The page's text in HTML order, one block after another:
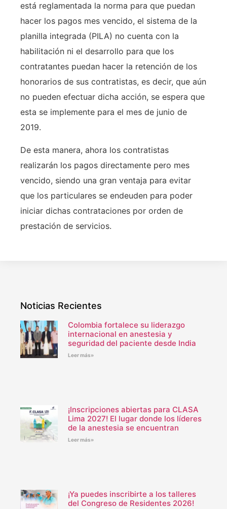
está reglamentada la norma para que puedan
hacer los pagos mes vencido, el sistema de la
planilla integrada (PILA) no cuenta con la
habilitación ni el desarrollo para que los
contratantes puedan hacer la retención de los
honorarios de sus contratistas, es decir, que aún
no pueden efectuar dicha acción, se espera que
esta se implemente para el mes de junio de
2019.
De esta manera, ahora los contratistas
realizarán los pagos directamente pero mes
vencido, siendo una gran ventaja para evitar
que los particulares se endeuden para poder
iniciar dichas contrataciones por orden de
prestación de servicios.
Noticias Recientes
Colombia fortalece su liderazgo
internacional en anestesia y
seguridad del paciente desde India
Leer más»
¡Inscripciones abiertas para CLASA
Lima 2027! El lugar donde los líderes
de la anestesia se encuentran
Leer más»
¡Ya puedes inscribirte a los talleres
del Congreso de Residentes 2026!